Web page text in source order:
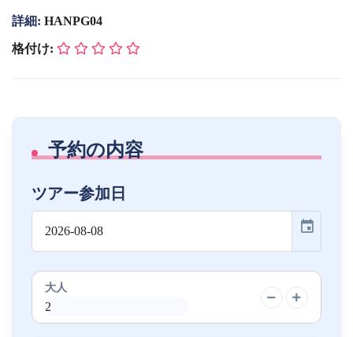
詳細: HANPG04
格付け:
予約の内容
ツアー参加日
event
大人